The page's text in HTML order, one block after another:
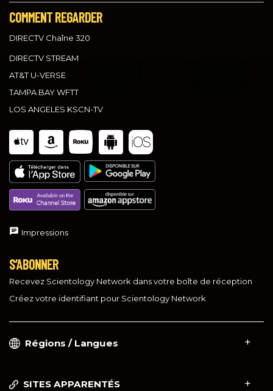
COMMENT REGARDER
DIRECTV Chaîne 320
DIRECTV STREAM
AT&T U-VERSE
TAMPA BAY WFTT
LOS ANGELES KSCN-TV
Impressions
S’ABONNER
Recevez Scientology Network dans votre boîte de réception
Créez votre identifiant pour Scientology Network
Régions / Langues
SITES APPARENTÉS